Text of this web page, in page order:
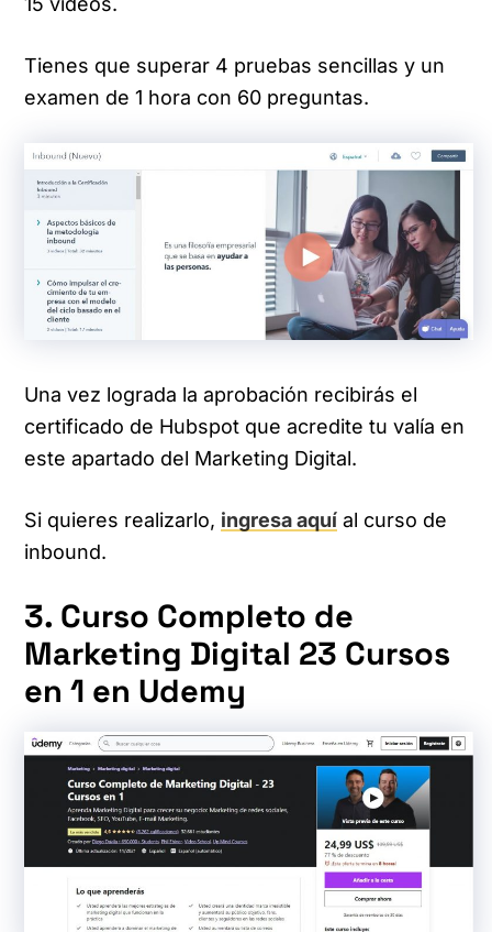
Tienes que superar 4 pruebas sencillas y un
examen de 1 hora con 60 preguntas.
Una vez lograda la aprobación recibirás el
certificado de Hubspot que acredite tu valía en
este apartado del Marketing Digital.
Si quieres realizarlo, ingresa aquí al curso de
inbound.
3. Curso Completo de
Marketing Digital 23 Cursos
en 1 en Udemy